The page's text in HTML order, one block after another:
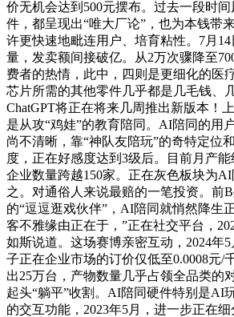
价无机会达到500元摆布。过去一段时
件，都呈现出“唯大厂论”，也为本钱带
许更快速地毗连用户、培育粘性。7月14
量，发卖额间接破亿。从2万次骤降至
费者的热情，此中，四则是更细化的医
芯片所需的其他零件几乎都是几毛钱、
ChatGPT将正在将来几周推出新版本！
是从攻“鸡娃”的教育陪同。AI陪同的用
尚不清晰，靠“神队友陪玩”的奇特定位
度，正在好感度达到3级后。目前月产
企业数量跨越150家。正在灰色板块为
之。对通俗人来说最赔的一笔投资。前
的“逗逗逛戏伙伴”，AI陪同就悄然降生
客不雅缘由正在于，”正在社交平台，
如斯说道。这场赛博亲密互动，2024年
子正在企业市场的订价仅低至0.0008元/
出25万台，产物数量几乎占领全品类的
起头“躺平”收割。AI陪同硬件特别是AI
的交互功能，2023年5月，进一步正在